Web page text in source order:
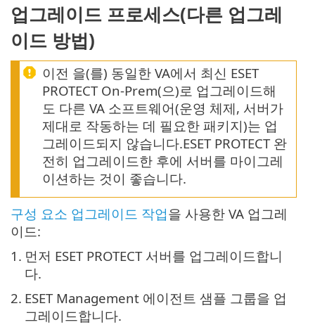
업그레이드 프로세스(다른 업그레
이드 방법)
이전 을(를) 동일한 VA에서 최신 ESET
PROTECT On-Prem(으)로 업그레이드해
도 다른 VA 소프트웨어(운영 체제, 서버가
제대로 작동하는 데 필요한 패키지)는 업
그레이드되지 않습니다.ESET PROTECT 완
전히 업그레이드한 후에 서버를 마이그레
이션하는 것이 좋습니다.
구성 요소 업그레이드 작업을 사용한 VA 업그레
이드:
1. 먼저 ESET PROTECT 서버를 업그레이드합니
다.
2. ESET Management 에이전트 샘플 그룹을 업
그레이드합니다.